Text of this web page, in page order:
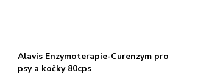
Alavis Enzymoterapie-Curenzym pro
psy a kočky 80cps